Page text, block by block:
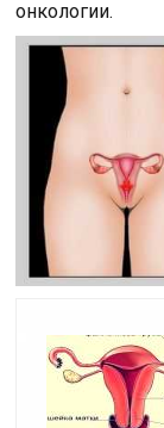
онкологии.